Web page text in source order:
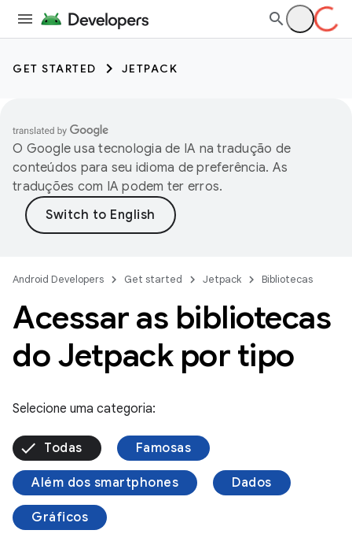
GET STARTED JETPACK
O Google usa tecnologia de IA na tradução de
conteúdos para seu idioma de preferência. As
traduções com IA podem ter erros.
Android Developers Get started Jetpack Bibliotecas
Acessar as bibliotecas
do Jetpack por tipo
Selecione uma categoria:
Todas Famosas
Além dos smartphones Dados
Gráficos